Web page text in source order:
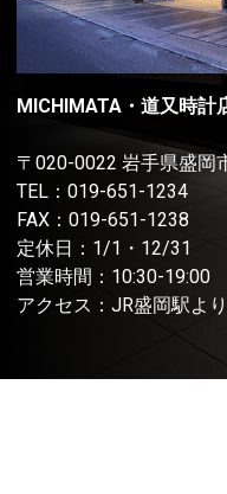
MICHIMATA・道又時計
〒020-0022 岩手県盛岡
TEL： 019-651-1234
FAX：019-651-1238
定休日：1/1・12/31
営業時間：10:30-19:00
アクセス：JR盛岡駅よ